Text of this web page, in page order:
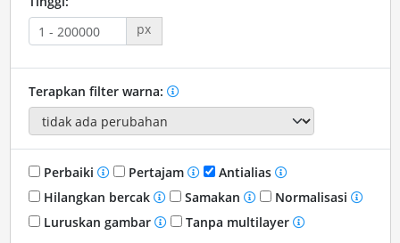
px
Terapkan filter warna:
Perbaiki Pertajam
Antialias
Hilangkan bercak
Samakan
Normalisasi
Luruskan gambar
Tanpa multilayer